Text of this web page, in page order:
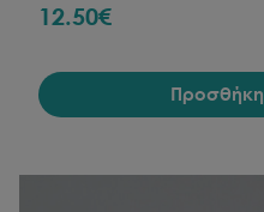
12.50€
Προσθήκη